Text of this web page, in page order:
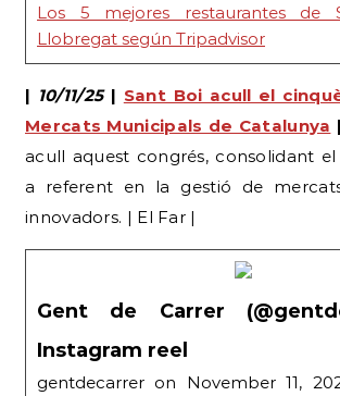
Los 5 mejores restaurantes de
Llobregat según Tripadvisor
| 10/11/25| Sant Boi acull el
Mercats Municipals de Catalunya |
acull aquest congrés, consolidant
a referent en la gestió de
innovadors. | El Far |
Gent de Carrer
Instagram reel
gentdecarrer on November 11,